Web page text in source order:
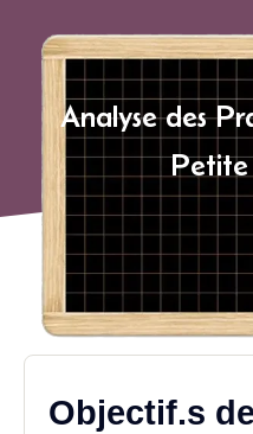
Analyse des
Petite
Objectif.s